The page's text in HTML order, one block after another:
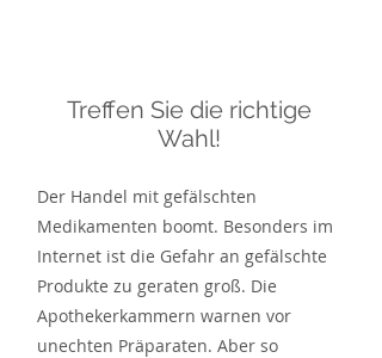
Treffen Sie die richtige
Wahl!
Der Handel mit gefälschten
Medikamenten boomt. Besonders im
Internet ist die Gefahr an gefälschte
Produkte zu geraten groß. Die
Apothekerkammern warnen vor
unechten Präparaten. Aber so